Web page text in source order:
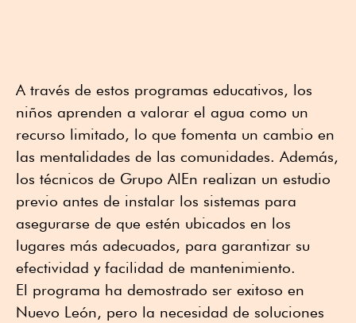
A través de estos programas educativos, los
niños aprenden a valorar el agua como un
recurso limitado, lo que fomenta un cambio en
las mentalidades de las comunidades. Además,
los técnicos de Grupo AlEn realizan un estudio
previo antes de instalar los sistemas para
asegurarse de que estén ubicados en los
lugares más adecuados, para garantizar su
efectividad y facilidad de mantenimiento.
El programa ha demostrado ser exitoso en
Nuevo León, pero la necesidad de soluciones